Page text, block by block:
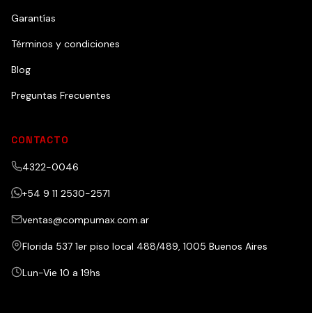
Garantías
Términos y condiciones
Blog
Preguntas Frecuentes
CONTACTO
4322-0046
+54 9 11 2530-2571
ventas@compumax.com.ar
Florida 537 1er piso local 488/489, 1005 Buenos Aires
Lun-Vie 10 a 19hs